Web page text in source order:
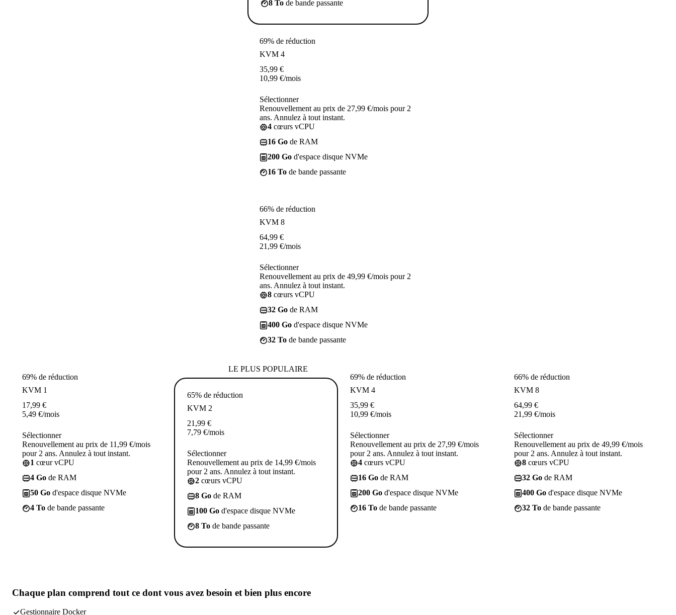
8 To de bande passante
69% de réduction
KVM 4
35,99 €
10,99 €/mois
Sélectionner
Renouvellement au prix de 27,99 €/mois pour 2
ans. Annulez à tout instant.
4 cœurs vCPU
16 Go de RAM
200 Go d'espace disque NVMe
16 To de bande passante
66% de réduction
KVM 8
64,99 €
21,99 €/mois
Sélectionner
Renouvellement au prix de 49,99 €/mois pour 2
ans. Annulez à tout instant.
8 cœurs vCPU
32 Go de RAM
400 Go d'espace disque NVMe
32 To de bande passante
69% de réduction
KVM 1
17,99 €
5,49 €/mois
Sélectionner
Renouvellement au prix de 11,99 €/mois
pour 2 ans. Annulez à tout instant.
1 cœur vCPU
4 Go de RAM
50 Go d'espace disque NVMe
4 To de bande passante
LE PLUS POPULAIRE
65% de réduction
KVM 2
21,99 €
7,79 €/mois
Sélectionner
Renouvellement au prix de 14,99 €/mois
pour 2 ans. Annulez à tout instant.
2 cœurs vCPU
8 Go de RAM
100 Go d'espace disque NVMe
8 To de bande passante
69% de réduction
KVM 4
35,99 €
10,99 €/mois
Sélectionner
Renouvellement au prix de 27,99 €/mois
pour 2 ans. Annulez à tout instant.
4 cœurs vCPU
16 Go de RAM
200 Go d'espace disque NVMe
16 To de bande passante
66% de réduction
KVM 8
64,99 €
21,99 €/mois
Sélectionner
Renouvellement au prix de 49,99 €/mois
pour 2 ans. Annulez à tout instant.
8 cœurs vCPU
32 Go de RAM
400 Go d'espace disque NVMe
32 To de bande passante
Chaque plan comprend tout ce dont vous avez besoin et bien plus encore
Gestionnaire Docker